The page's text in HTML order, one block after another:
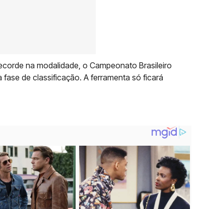
na modalidade, o Campeonato Brasileiro
fase de classificação. A ferramenta só ficará